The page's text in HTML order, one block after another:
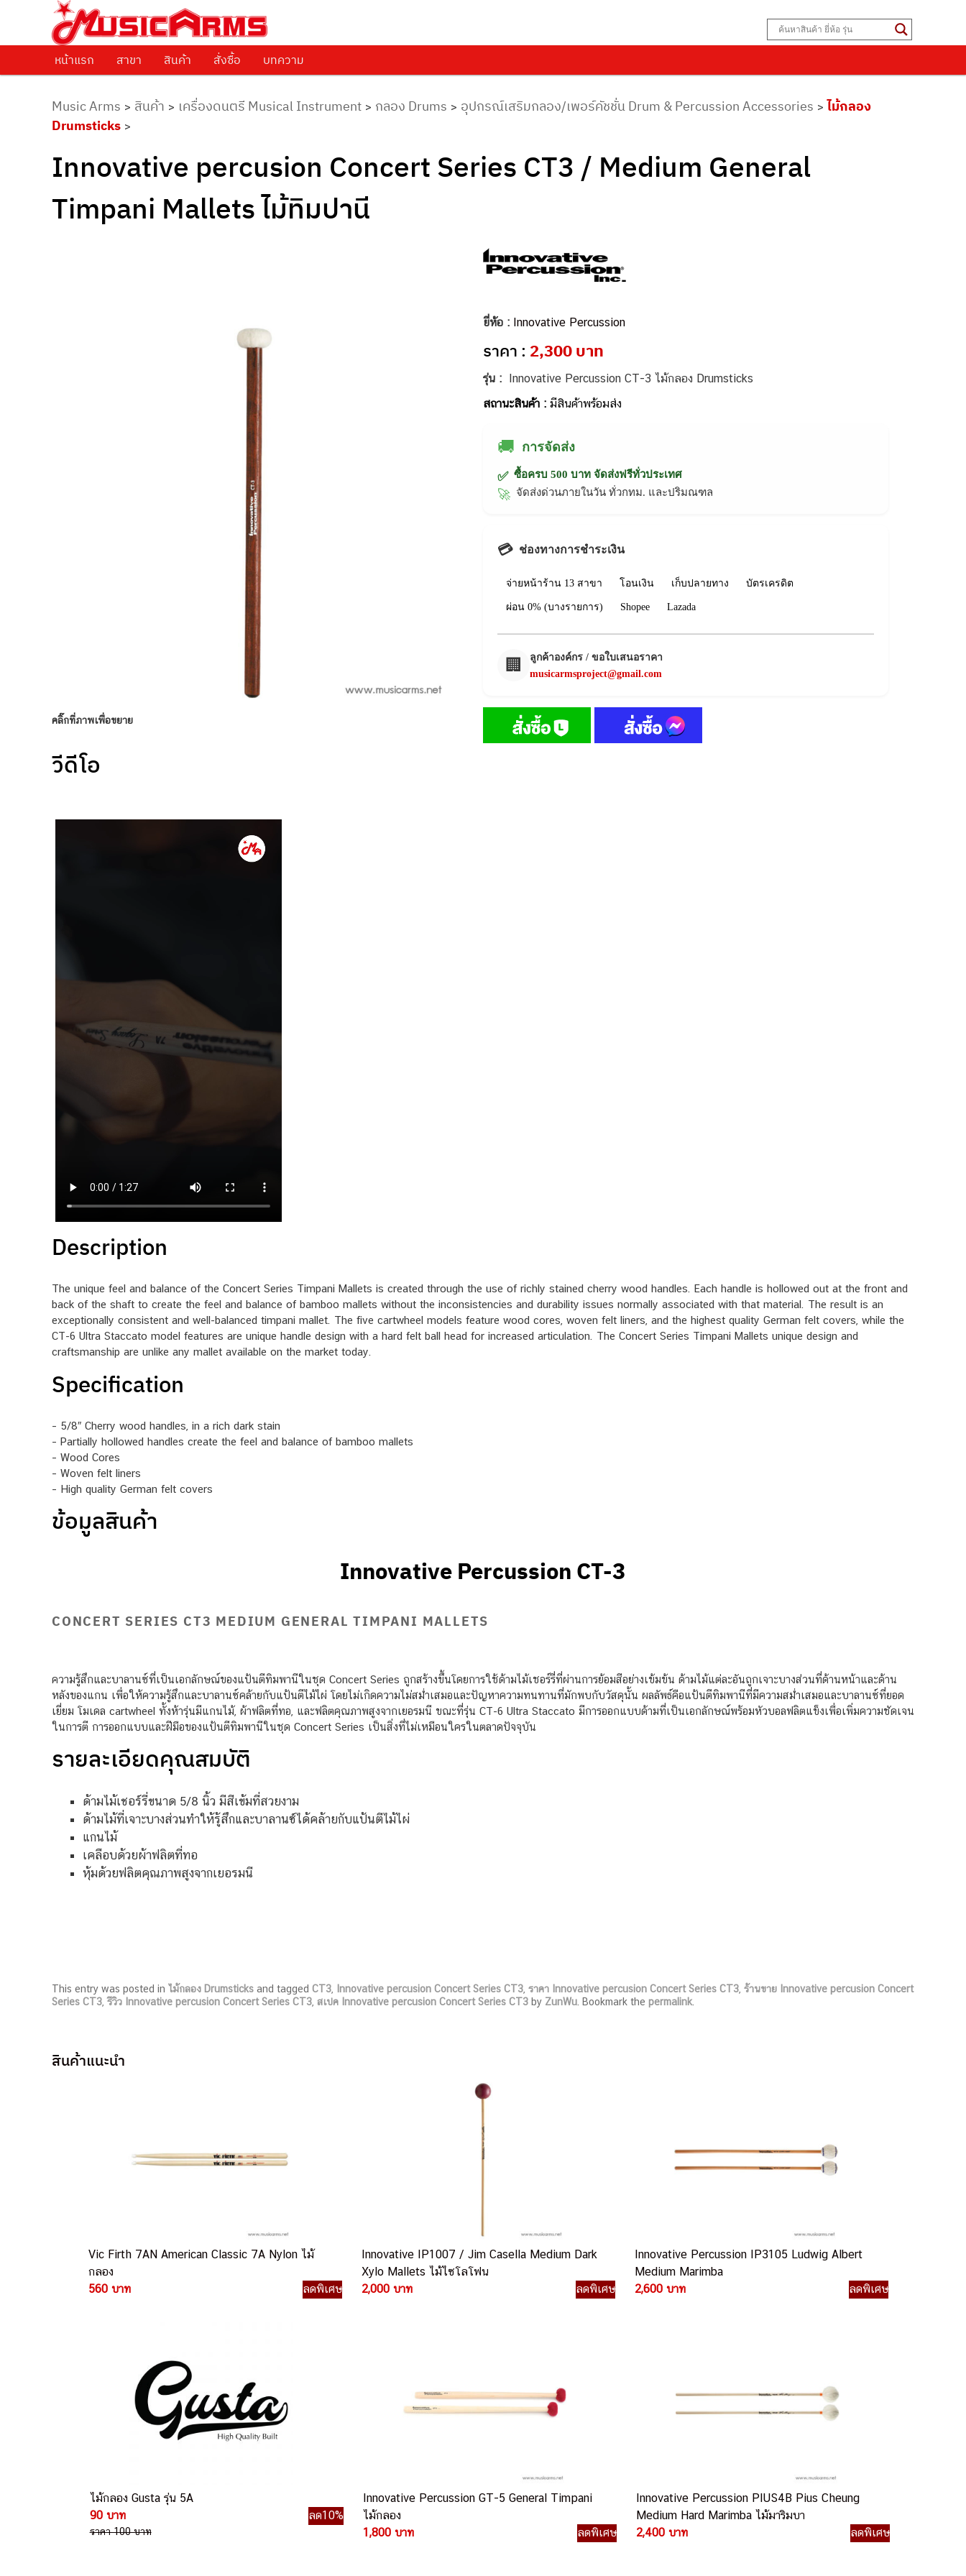
Music Arms
ศูนย์รวมครื่องดนตรีทุกชนิด ตั้งแต่เริ่มต้นถึงมืออาชีพ
Skip to primary content
หน้าแรก สาขา สินค้า สั่งซื้อ บทความ
Music Arms > สินค้า > เครื่องดนตรี Musical Instrument > กลอง Drums > อุปกรณ์เสริมกลอง/เพอร์คัชชั่น Drum & Percussion Accessories > ไม้กลอง
Drumsticks >
Innovative percusion Concert Series CT3 / Medium General
Timpani Mallets ไม้ทิมปานี
คลิ๊กที่ภาพเพื่อขยาย
ยี่ห้อ : Innovative Percussion
ราคา : 2,300 บาท
รุ่น : Innovative Percussion CT-3 ไม้กลอง Drumsticks
สถานะสินค้า : มีสินค้าพร้อมส่ง
🚚 การจัดส่ง
✅ ซื้อครบ 500 บาท จัดส่งฟรีทั่วประเทศ
🚀 จัดส่งด่วนภายในวัน ทั่วกทม. และปริมณฑล
💳 ช่องทางการชำระเงิน
จ่ายหน้าร้าน 13 สาขา โอนเงิน เก็บปลายทาง บัตรเครดิต
ผ่อน 0% (บางรายการ) Shopee Lazada
🏢
ลูกค้าองค์กร / ขอใบเสนอราคา
musicarmsproject@gmail.com
วีดีโอ
Description
The unique feel and balance of the Concert Series Timpani Mallets is created through the use of richly stained cherry wood handles. Each handle is hollowed out at the front and
back of the shaft to create the feel and balance of bamboo mallets without the inconsistencies and durability issues normally associated with that material. The result is an
exceptionally consistent and well-balanced timpani mallet. The five cartwheel models feature wood cores, woven felt liners, and the highest quality German felt covers, while the
CT-6 Ultra Staccato model features are unique handle design with a hard felt ball head for increased articulation. The Concert Series Timpani Mallets unique design and
craftsmanship are unlike any mallet available on the market today.
Specification
– 5/8″ Cherry wood handles, in a rich dark stain
– Partially hollowed handles create the feel and balance of bamboo mallets
– Wood Cores
– Woven felt liners
– High quality German felt covers
ข้อมูลสินค้า
Innovative Percussion CT-3
CONCERT SERIES CT3 MEDIUM GENERAL TIMPANI MALLETS
ความรู้สึกและบาลานซ์ที่เป็นเอกลักษณ์ของแป้นตีทิมพานีในชุด Concert Series ถูกสร้างขึ้นโดยการใช้ด้ามไม้เชอร์รี่ที่ผ่านการย้อมสีอย่างเข้มข้น ด้ามไม้แต่ละอันถูกเจาะบางส่วนที่ด้านหน้าและด้าน
หลังของแกน เพื่อให้ความรู้สึกและบาลานซ์คล้ายกับแป้นตีไม้ไผ่ โดยไม่เกิดความไม่สม่ำเสมอและปัญหาความทนทานที่มักพบกับวัสดุนั้น ผลลัพธ์คือแป้นตีทิมพานีที่มีความสม่ำเสมอและบาลานซ์ที่ยอด
เยี่ยม โมเดล cartwheel ทั้งห้ารุ่นมีแกนไม้, ผ้าฟลิตที่ทอ, และฟลิตคุณภาพสูงจากเยอรมนี ขณะที่รุ่น CT-6 Ultra Staccato มีการออกแบบด้ามที่เป็นเอกลักษณ์พร้อมหัวบอลฟลิตแข็งเพื่อเพิ่มความชัดเจน
ในการตี การออกแบบและฝีมือของแป้นตีทิมพานีในชุด Concert Series เป็นสิ่งที่ไม่เหมือนใครในตลาดปัจจุบัน
รายละเอียดคุณสมบัติ
ด้ามไม้เชอร์รี่ขนาด 5/8 นิ้ว มีสีเข้มที่สวยงาม
ด้ามไม้ที่เจาะบางส่วนทำให้รู้สึกและบาลานซ์ได้คล้ายกับแป้นตีไม้ไผ่
แกนไม้
เคลือบด้วยผ้าฟลิตที่ทอ
หุ้มด้วยฟลิตคุณภาพสูงจากเยอรมนี
This entry was posted in ไม้กลอง Drumsticks and tagged CT3, Innovative percusion Concert Series CT3, ราคา Innovative percusion Concert Series CT3, ร้านขาย Innovative percusion Concert
Series CT3,รีวิว Innovative percusion Concert Series CT3, สเปค Innovative percusion Concert Series CT3 by ZunWu. Bookmark the permalink.
สินค้าแนะนำ
Vic Firth 7AN American Classic 7A Nylon ไม้
กลอง
560 บาท
ลดพิเศษ
Innovative IP1007 / Jim Casella Medium Dark
Xylo Mallets ไม้ไซโลโฟน
2,000 บาท
ลดพิเศษ
Innovative Percussion IP3105 Ludwig Albert
Medium Marimba
2,600 บาท
ลดพิเศษ
ไม้กลอง Gusta รุ่น 5A
90 บาท
ลด10%
ราคา 100 บาท
Innovative Percussion GT-5 General Timpani
ไม้กลอง
1,800 บาท
ลดพิเศษ
Innovative Percussion PIUS4B Pius Cheung
Medium Hard Marimba ไม้มาริมบา
2,400 บาท
ลดพิเศษ